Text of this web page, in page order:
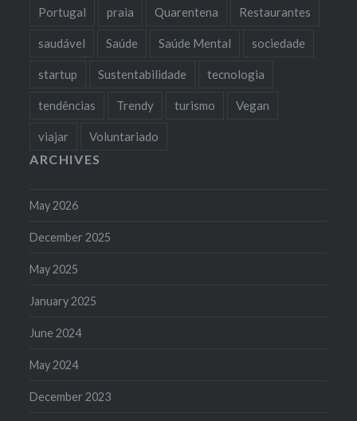
Portugal praia Quarentena Restaurantes
saudável Saúde Saúde Mental sociedade
startup Sustentabilidade tecnologia
tendências Trendy turismo Vegan
viajar Voluntariado
ARCHIVES
May 2026
December 2025
May 2025
January 2025
June 2024
May 2024
December 2023